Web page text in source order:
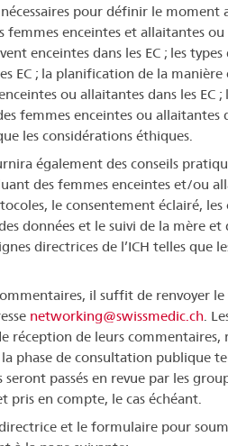
pour définir le moment
enceintes et allaitantes
enceintes dans les EC ; les
EC ; la planification de la
ou allaitantes dans les EC
femmes enceintes ou allaitantes
les considérations éthiques.
également des conseils
des femmes enceintes et/ou
le consentement éclairé, les
données et le suivi de la mère et
directrices de l’ICH telles que
il suffit de renvoyer
networking@swissmedic.ch.
réception de leurs commentaires,
phase de consultation publique
passés en revue par les
pris en compte, le cas échéant.
et le formulaire pour